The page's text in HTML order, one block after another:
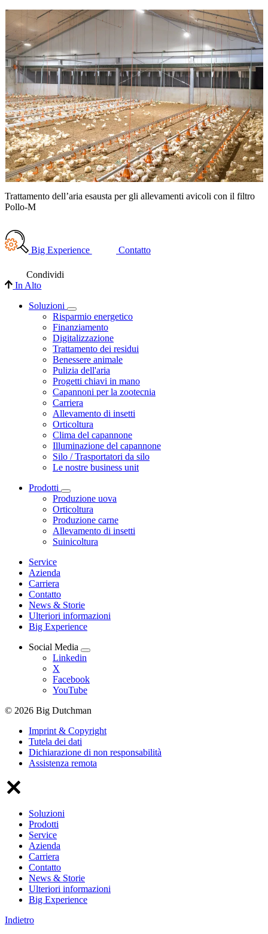
Trattamento dell’aria esausta per gli allevamenti avicoli con il filtro
Pollo-M
Big Experience Contatto
Condividi
In Alto
Soluzioni
Risparmio energetico
Finanziamento
Digitalizzazione
Trattamento dei residui
Benessere animale
Pulizia dell'aria
Progetti chiavi in mano
Capannoni per la zootecnia
Carriera
Allevamento di insetti
Orticoltura
Clima del capannone
Illuminazione del capannone
Silo / Trasportatori da silo
Le nostre business unit
Prodotti
Produzione uova
Orticoltura
Produzione carne
Allevamento di insetti
Suinicoltura
Service
Azienda
Carriera
Contatto
News & Storie
Ulteriori informazioni
Big Experience
Social Media
Linkedin
X
Facebook
YouTube
© 2026 Big Dutchman
Imprint & Copyright
Tutela dei dati
Dichiarazione di non responsabilità
Assistenza remota
Soluzioni
Prodotti
Service
Azienda
Carriera
Contatto
News & Storie
Ulteriori informazioni
Big Experience
Indietro